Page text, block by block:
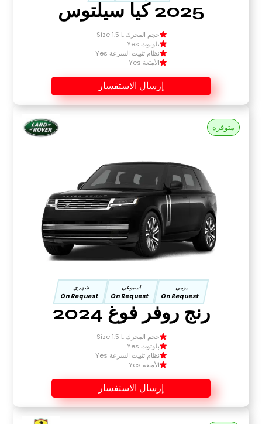
2025 كيا سيلتوس
حجم المحرك Size 1.5 L
بلوتوث Yes
نظام تثبيت السرعة Yes
الأمتعة Yes
إرسال الاستفسار
متوفرة
يومي
On Request
اسبوعي
On Request
شهري
On Request
رنج روفر فوغ 2024
حجم المحرك Size 1.5 L
بلوتوث Yes
نظام تثبيت السرعة Yes
الأمتعة Yes
إرسال الاستفسار